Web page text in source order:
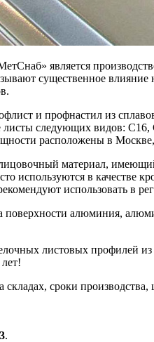
является
существенное
и профнастил из
следующих видов:
расположены в
материал,
используются в качестве
использовать в
поверхности алюминия,
листовых
сроки
.